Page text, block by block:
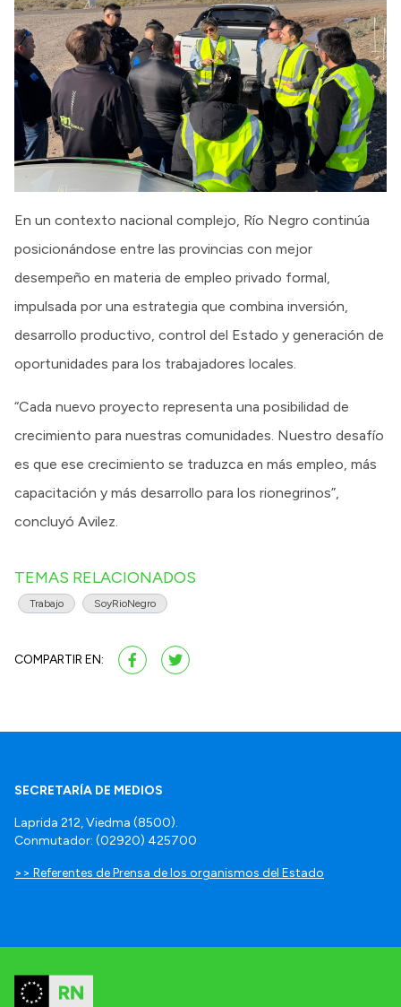
En un contexto nacional complejo, Río Negro continúa
posicionándose entre las provincias con mejor
desempeño en materia de empleo privado formal,
impulsada por una estrategia que combina inversión,
desarrollo productivo, control del Estado y generación de
oportunidades para los trabajadores locales.
“Cada nuevo proyecto representa una posibilidad de
crecimiento para nuestras comunidades. Nuestro desafío
es que ese crecimiento se traduzca en más empleo, más
capacitación y más desarrollo para los rionegrinos”,
concluyó Avilez.
TEMAS RELACIONADOS
Trabajo SoyRioNegro
COMPARTIR EN:
SECRETARÍA DE MEDIOS
Laprida 212, Viedma (8500).
Conmutador: (02920) 425700
>> Referentes de Prensa de los organismos del Estado